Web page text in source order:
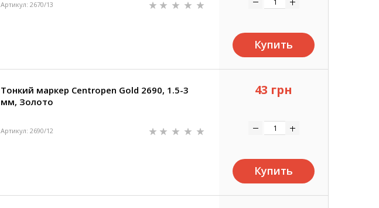
Артикул: 2670/13
Купить
Тонкий маркер Centropen Gold 2690, 1.5-3
мм, Золото
Артикул: 2690/12
43 грн
Купить